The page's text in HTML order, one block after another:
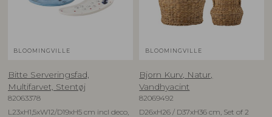
BLOOMINGVILLE
Bitte Serveringsfad,
Multifarvet, Stentøj
82063378
L23xH1,5xW12/D19xH5 cm incl deco,
BLOOMINGVILLE
Bjorn Kurv, Natur,
Vandhyacint
82069492
D26xH26 / D37xH36 cm, Set of 2